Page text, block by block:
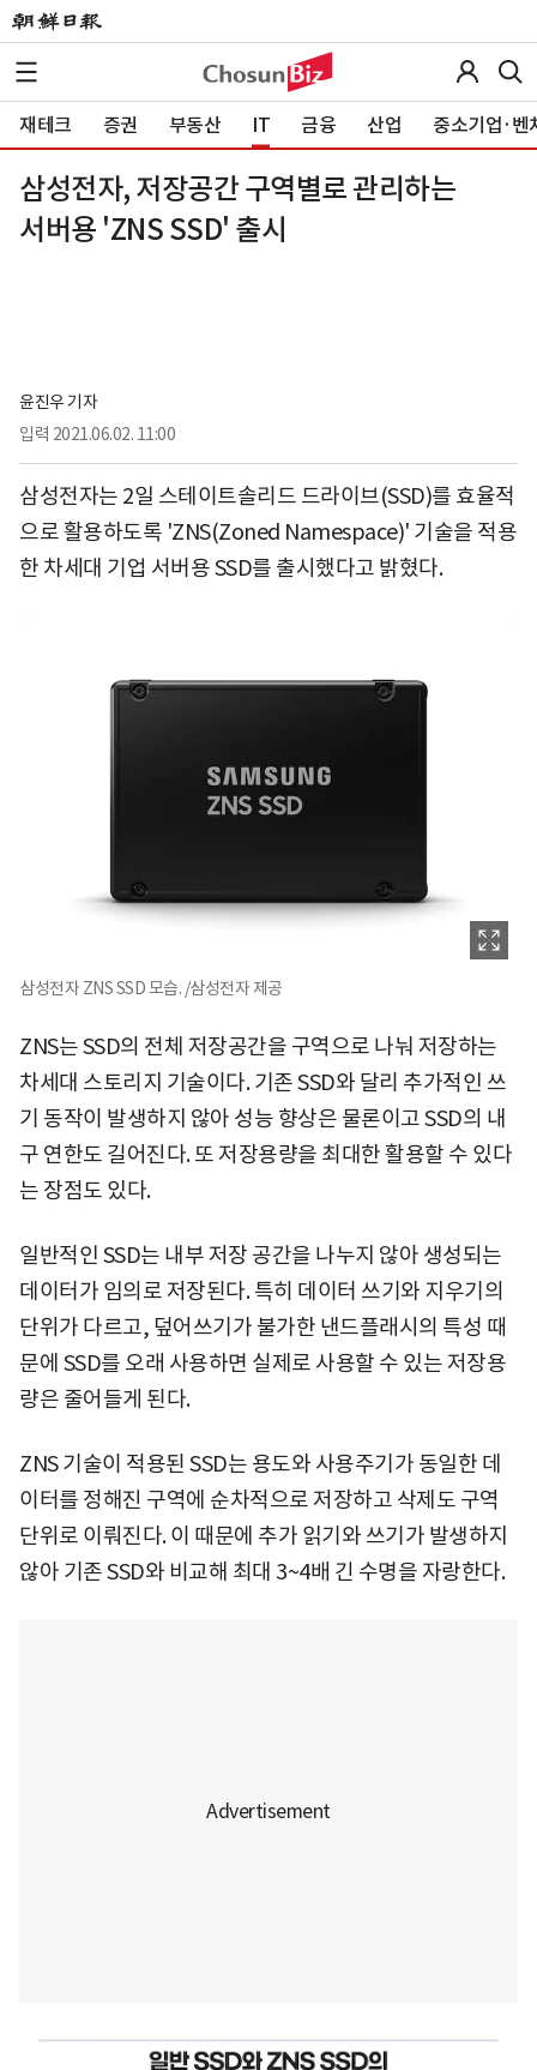
재테크 증권 부동산 IT 금융 산업 중소기업·벤
삼성전자, 저장공간 구역별로 관리하는
서버용 'ZNS SSD' 출시
윤진우 기자
입력 2021.06.02. 11:00
삼성전자는 2일 스테이트솔리드 드라이브(SSD)를 효율적
으로 활용하도록 'ZNS(Zoned Namespace)' 기술을 적용
한 차세대 기업 서버용 SSD를 출시했다고 밝혔다.
삼성전자 ZNS SSD 모습. /삼성전자 제공
ZNS는 SSD의 전체 저장공간을 구역으로 나눠 저장하는
차세대 스토리지 기술이다. 기존 SSD와 달리 추가적인 쓰
기 동작이 발생하지 않아 성능 향상은 물론이고 SSD의 내
구 연한도 길어진다. 또 저장용량을 최대한 활용할 수 있다
는 장점도 있다.
일반적인 SSD는 내부 저장 공간을 나누지 않아 생성되는
데이터가 임의로 저장된다. 특히 데이터 쓰기와 지우기의
단위가 다르고, 덮어쓰기가 불가한 낸드플래시의 특성 때
문에 SSD를 오래 사용하면 실제로 사용할 수 있는 저장용
량은 줄어들게 된다.
ZNS 기술이 적용된 SSD는 용도와 사용주기가 동일한 데
이터를 정해진 구역에 순차적으로 저장하고 삭제도 구역
단위로 이뤄진다. 이 때문에 추가 읽기와 쓰기가 발생하지
않아 기존 SSD와 비교해 최대 3~4배 긴 수명을 자랑한다.